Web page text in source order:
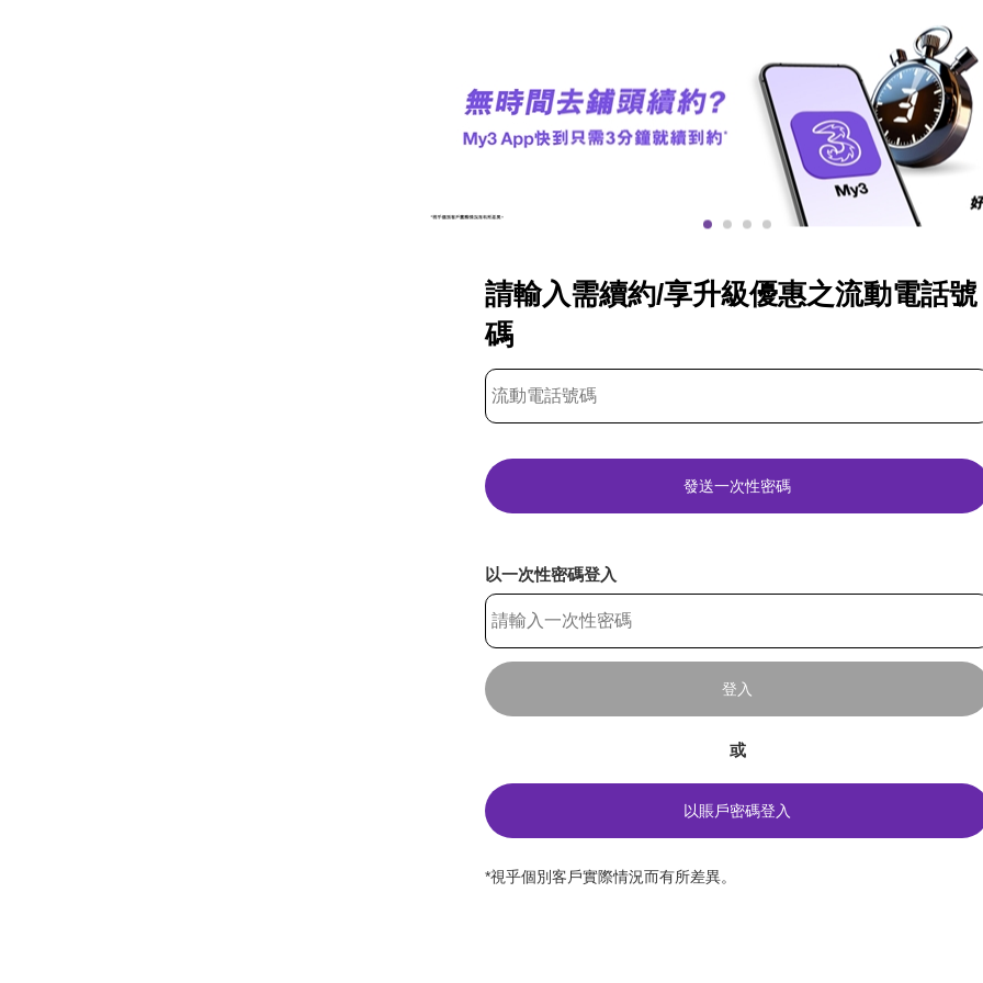
請輸入需續約/享升級優惠之流動電話號
碼
發送一次性密碼
以一次性密碼登入
登入
或
以賬戶密碼登入
*視乎個別客戶實際情況而有所差異。